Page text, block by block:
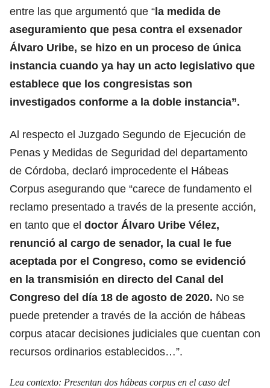
entre las que argumentó que “la medida de
aseguramiento que pesa contra el exsenador
Álvaro Uribe, se hizo en un proceso de única
instancia cuando ya hay un acto legislativo que
establece que los congresistas son
investigados conforme a la doble instancia”.
Al respecto el Juzgado Segundo de Ejecución de
Penas y Medidas de Seguridad del departamento
de Córdoba, declaró improcedente el Hábeas
Corpus asegurando que “carece de fundamento el
reclamo presentado a través de la presente acción,
en tanto que el doctor Álvaro Uribe Vélez,
renunció al cargo de senador, la cual le fue
aceptada por el Congreso, como se evidenció
en la transmisión en directo del Canal del
Congreso del día 18 de agosto de 2020. No se
puede pretender a través de la acción de hábeas
corpus atacar decisiones judiciales que cuentan con
recursos ordinarios establecidos…”.
Lea contexto: Presentan dos hábeas corpus en el caso del